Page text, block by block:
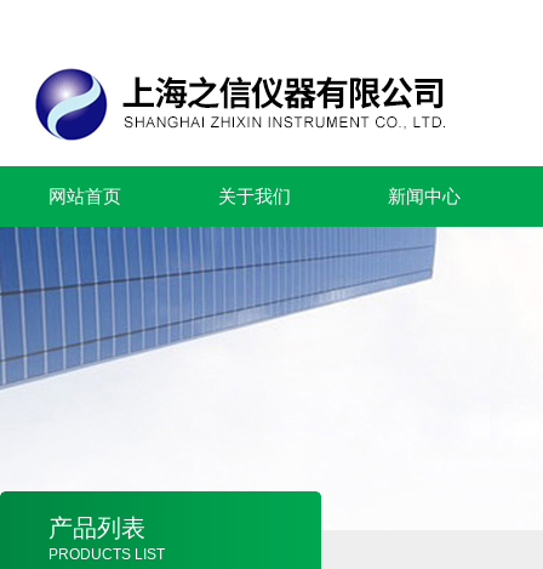
网站首页 关于我们 新闻中心
产品列表
PRODUCTS LIST